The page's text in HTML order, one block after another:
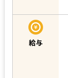
給与